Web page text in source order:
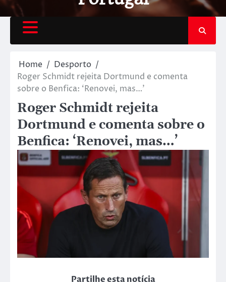
Home
Desporto
Roger Schmidt rejeita Dortmund e comenta
sobre o Benfica: ‘Renovei, mas…’
Roger Schmidt rejeita
Dortmund e comenta sobre o
Benfica: ‘Renovei, mas…’
Partilhe esta notícia